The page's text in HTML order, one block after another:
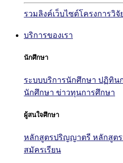
รวมลิงค์เว็บไซต์โครงการวิ
บริการของเรา
นักศึกษา
ระบบบริการนักศึกษา ปฏิทิน
นักศึกษา ข่าวทุนการศึกษา
ผู้สนใจศึกษา
หลักสูตรปริญญาตรี หลักสูต
สมัครเรียน